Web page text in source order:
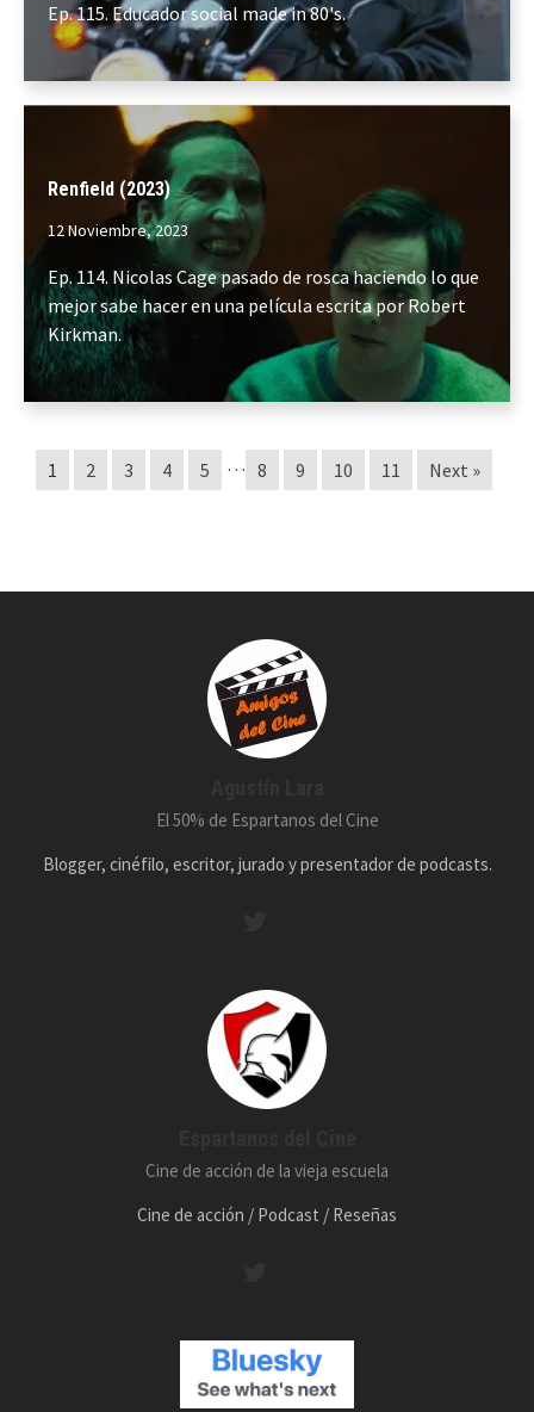
Ep. 115. Educador social made in 80's.
Renfield (2023)
12 Noviembre, 2023
Ep. 114. Nicolas Cage pasado de rosca haciendo lo que
mejor sabe hacer en una película escrita por Robert
Kirkman.
1 2 3 4 5 … 8 9 10 11 Next »
El 50% de Espartanos del Cine
Blogger, cinéfilo, escritor, jurado y presentador de podcasts.
Cine de acción de la vieja escuela
Cine de acción / Podcast / Reseñas